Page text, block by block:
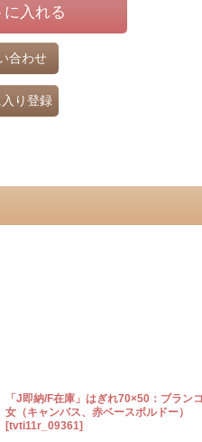
に入れる
合わせ
り登録
「J即納/F在庫」はぎれ70×50：ブラン
女（キャンバス、赤ベースボルドー）
[tvti11r_09361]